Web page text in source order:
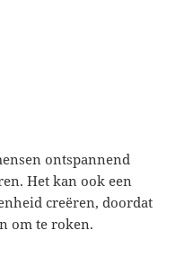
ontspannend
Het kan ook een
creëren, doordat
om te roken.